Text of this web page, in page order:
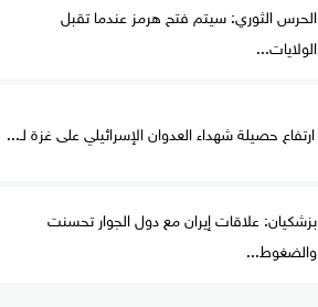
الحرس الثوري: سيتم فتح هرمز عندما تقبل
الولايات...
ارتفاع حصيلة شهداء العدوان الإسرائيلي على غزة لـ...
بزشكيان: علاقات إيران مع دول الجوار تحسنت
والضغوط...